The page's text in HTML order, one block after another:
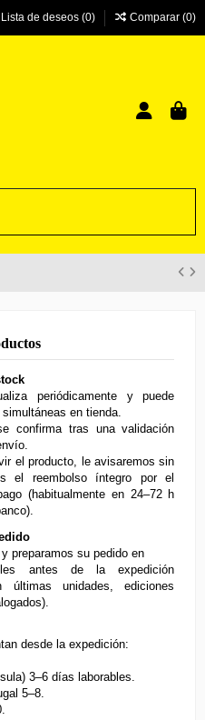
Lista de deseos (0) Comparar (0)
periódicamente y puede
en tienda.
confirma tras una validación
el producto, le avisaremos sin
el reembolso íntegro por el
(habitualmente en 24–72 h
preparamos su pedido en
antes de la expedición
últimas unidades, ediciones
desde la expedición:
3–6 días laborables.
5–8.